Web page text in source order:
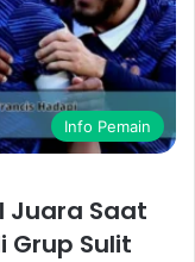
Info Pemain
Juara Saat
Grup Sulit